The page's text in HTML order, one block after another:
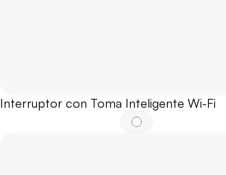
Interruptor con Toma Inteligente Wi-Fi